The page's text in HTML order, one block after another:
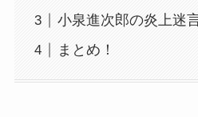
小泉進次郎の炎上迷
まとめ！